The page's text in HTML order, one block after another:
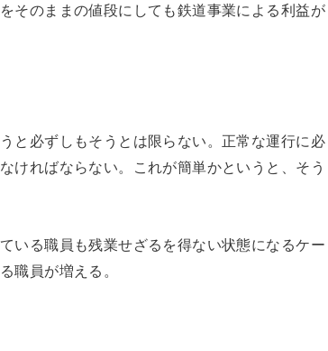
そのままの値段にしても鉄道事業による利益が
と必ずしもそうとは限らない。正常な運行に必
ければならない。これが簡単かというと、そう
いる職員も残業せざるを得ない状態になるケー
職員が増える。